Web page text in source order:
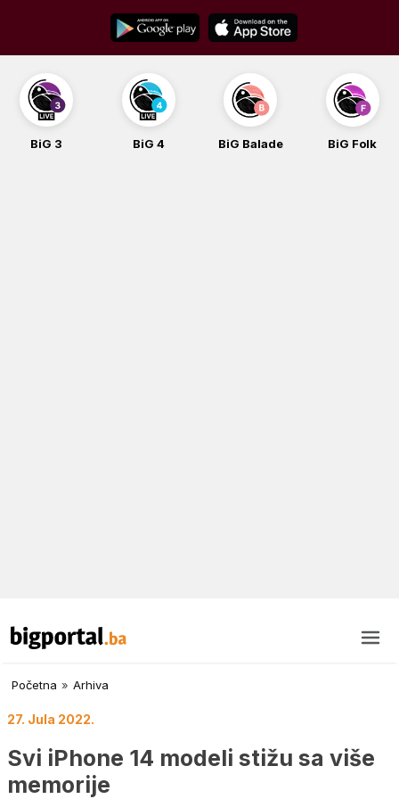
content
BiG 3 BiG 4 BiG Balade BiG Folk
Početna » Arhiva
27. Jula 2022.
Svi iPhone 14 modeli stižu sa više
memorije